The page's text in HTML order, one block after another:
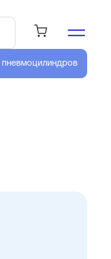
пневмоцилиндров